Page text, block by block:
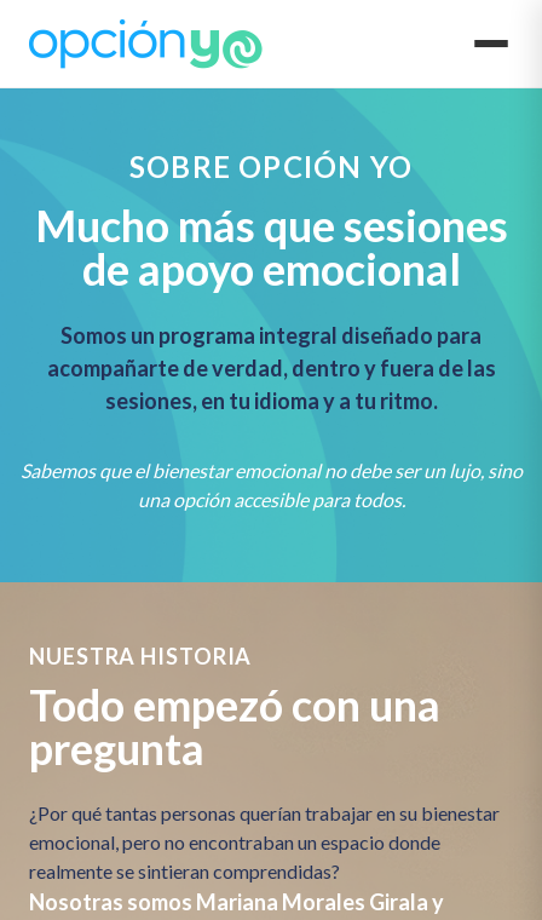
SOBRE OPCIÓN YO
Mucho más que sesiones
de apoyo emocional
Somos un programa integral diseñado para
acompañarte de verdad, dentro y fuera de las
sesiones, en tu idioma y a tu ritmo.
Sabemos que el bienestar emocional no debe ser un lujo, sino
una opción accesible para todos.
NUESTRA HISTORIA
Todo empezó con una
pregunta
¿Por qué tantas personas querían trabajar en su bienestar
emocional, pero no encontraban un espacio donde
realmente se sintieran comprendidas?
Nosotras somos Mariana Morales Girala y